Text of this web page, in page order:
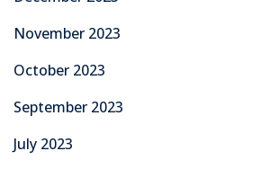
November 2023
October 2023
September 2023
July 2023